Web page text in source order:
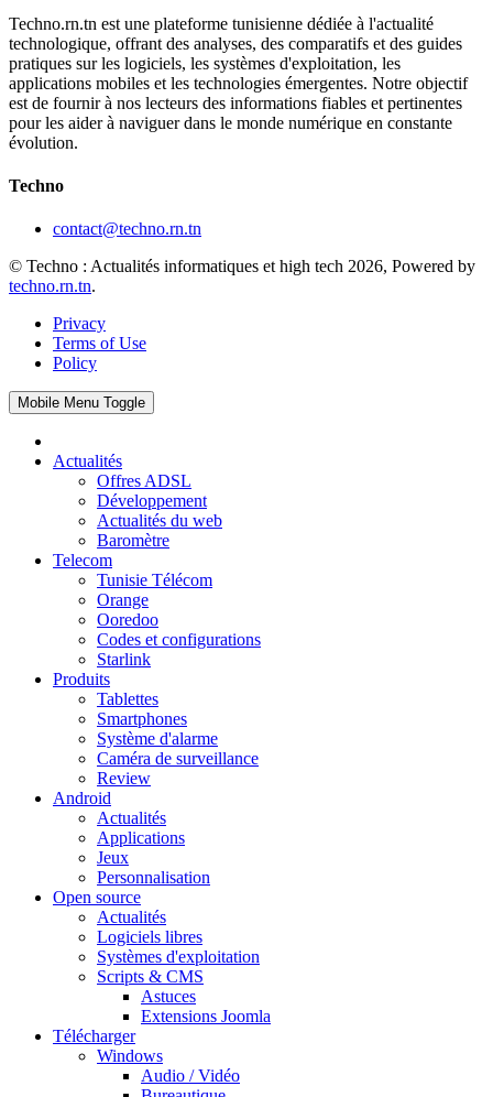
Techno.rn.tn est une plateforme tunisienne dédiée à l'actualité
technologique, offrant des analyses, des comparatifs et des guides
pratiques sur les logiciels, les systèmes d'exploitation, les
applications mobiles et les technologies émergentes. Notre objectif
est de fournir à nos lecteurs des informations fiables et pertinentes
pour les aider à naviguer dans le monde numérique en constante
évolution.
Techno
contact@techno.rn.tn
© Techno : Actualités informatiques et high tech 2026, Powered by
techno.rn.tn.
Privacy
Terms of Use
Policy
Mobile Menu Toggle
Actualités
Offres ADSL
Développement
Actualités du web
Baromètre
Telecom
Tunisie Télécom
Orange
Ooredoo
Codes et configurations
Starlink
Produits
Tablettes
Smartphones
Système d'alarme
Caméra de surveillance
Review
Android
Actualités
Applications
Jeux
Personnalisation
Open source
Actualités
Logiciels libres
Systèmes d'exploitation
Scripts & CMS
Astuces
Extensions Joomla
Télécharger
Windows
Audio / Vidéo